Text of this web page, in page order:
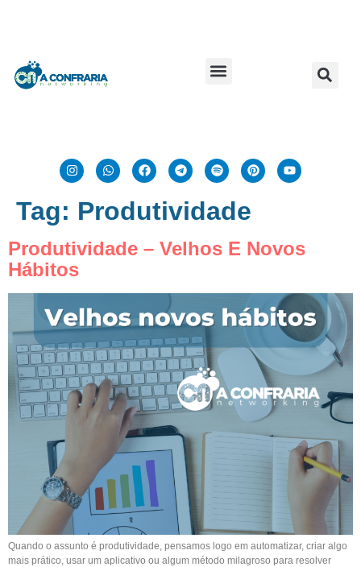
Tag: Produtividade
Produtividade – Velhos E Novos
Hábitos
Quando o assunto é produtividade, pensamos logo em automatizar, criar algo
mais prático, usar um aplicativo ou algum método milagroso para resolver